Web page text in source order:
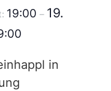
19:00 – 19.
in